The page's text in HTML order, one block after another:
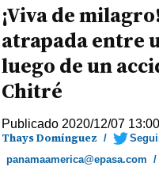
¡Viva de
atrapada entre
luego de un
Chitré
Publicado 2020/12/07
Thays Domínguez /
panamaamerica@epasa.com /